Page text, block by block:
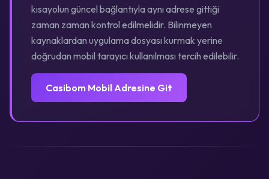
kısayolun güncel bağlantıyla aynı adrese gittiği
zaman zaman kontrol edilmelidir. Bilinmeyen
kaynaklardan uygulama dosyası kurmak yerine
doğrudan mobil tarayıcı kullanılması tercih edilebilir.
Casibom Mobil Adresine Git